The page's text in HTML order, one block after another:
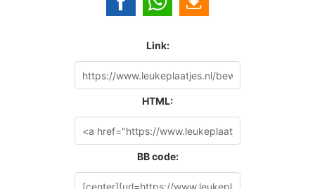
Link:
HTML:
BB code: